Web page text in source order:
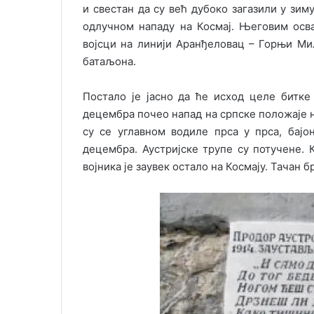
и свестан да су већ дубоко загазили у
одлучном нападу на Космај. Његовим
војсци на линији Аранђеловац – Горњи
батаљона.
Постало је јасно да ће исход целе
децембра почео напад на српске
су се углавном водиле прса у прса,
децембра. Аустријске трупе су
војника је заувек остало на Космају. Тачан